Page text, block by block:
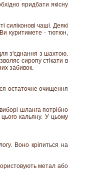
придбати якісну
чаші. Деякі
Ви куритимете - тютюн,
з'єднання з шахтою.
сиропу стікати в
забивок.
остаточне очищення
шланга потрібно
кальяну. У цьому
Воно кріпиться на
метал або